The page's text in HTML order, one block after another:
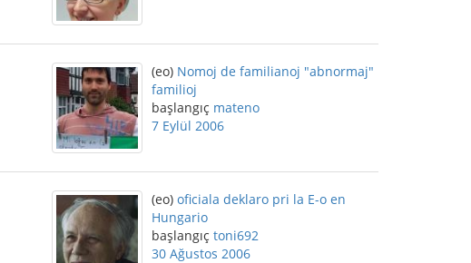
(eo) Nomoj de familianoj "abnormaj"
familioj
başlangıç mateno
7 Eylül 2006
(eo) oficiala deklaro pri la E-o en
Hungario
başlangıç toni692
30 Ağustos 2006